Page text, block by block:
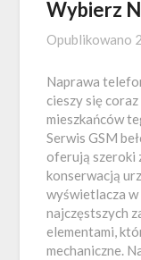
Wybierz
Opublikowano
Naprawa
cieszy się
mieszkańców
Serwis GSM
oferują szeroki
konserwacją
wyświetlacza
najczęstszych
elementami,
mechaniczne.